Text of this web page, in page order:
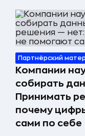
Партнёрский
Компании
собирать
Принимать
почему
сами по себе